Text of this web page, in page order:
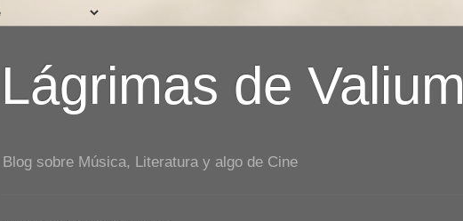
Lágrimas de Valium
Blog sobre Música, Literatura y algo de Cine